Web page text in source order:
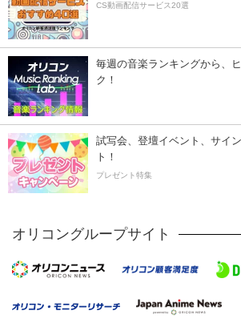
CS動画配信サービス20選
毎週の音楽ランキングから、
ク！
試写会、登壇イベント、サイ
ト！
プレゼント特集
オリコングループサイト